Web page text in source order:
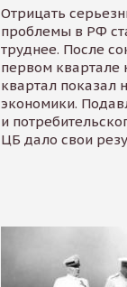
Отрицать
проблемы в РФ
труднее. После
первом квартале
квартал показал
экономики.
и
ЦБ дало свои